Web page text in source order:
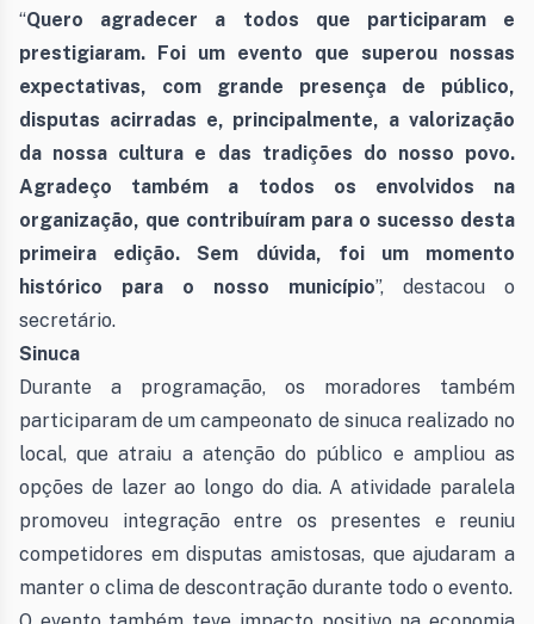
“Quero agradecer a todos que participaram e
prestigiaram. Foi um evento que superou nossas
expectativas, com grande presença de público,
disputas acirradas e, principalmente, a valorização
da nossa cultura e das tradições do nosso povo.
Agradeço também a todos os envolvidos na
organização, que contribuíram para o sucesso desta
primeira edição. Sem dúvida, foi um momento
histórico para o nosso município”, destacou o
secretário.
Sinuca
Durante a programação, os moradores também
participaram de um campeonato de sinuca realizado no
local, que atraiu a atenção do público e ampliou as
opções de lazer ao longo do dia. A atividade paralela
promoveu integração entre os presentes e reuniu
competidores em disputas amistosas, que ajudaram a
manter o clima de descontração durante todo o evento.